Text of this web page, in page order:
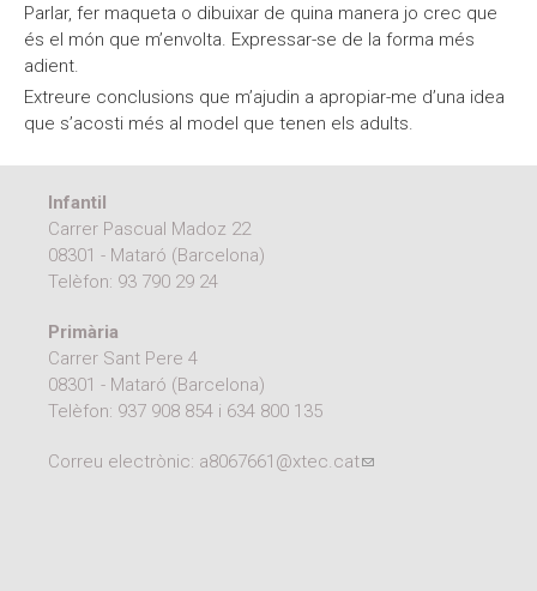
Parlar, fer maqueta o dibuixar de quina manera jo crec que
és el món que m’envolta. Expressar-se de la forma més
adient.
Extreure conclusions que m’ajudin a apropiar-me d’una idea
que s’acosti més al model que tenen els adults.
Infantil
Carrer Pascual Madoz 22
08301 - Mataró (Barcelona)
Telèfon: 93 790 29 24
Primària
Carrer Sant Pere 4
08301 - Mataró (Barcelona)
Telèfon: 937 908 854 i 634 800 135
Correu electrònic: a8067661@xtec.cat(link sends e-mail)